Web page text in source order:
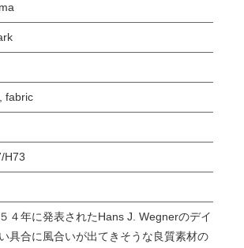
fabric
H73
４年に発表されたHans J. Wegnerのデイ
具合に風合いが出てきそうな良質素材の